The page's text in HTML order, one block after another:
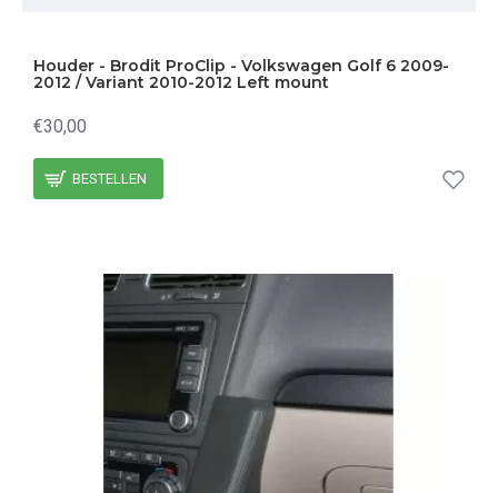
Houder - Brodit ProClip - Volkswagen Golf 6 2009-
2012 / Variant 2010-2012 Left mount
€30,00
BESTELLEN